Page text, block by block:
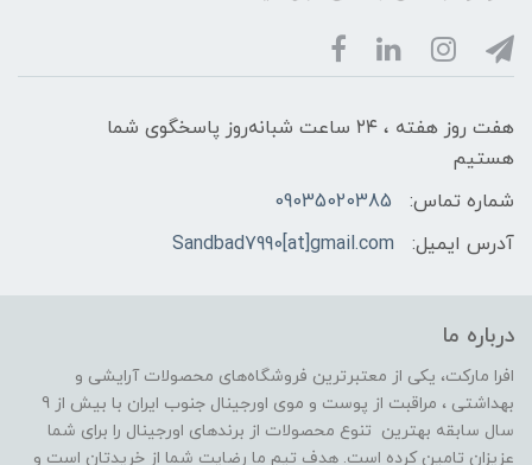
هفت روز هفته ، ۲۴ ساعت شبانه‌روز پاسخگوی شما
هستیم
شماره تماس:
09035020385
آدرس ایمیل:
Sandbad7990[at]gmail.com
درباره ما
افرا مارکت، یکی از معتبرترین فروشگاه‌های محصولات آرایشی و
بهداشتی ، مراقبت از پوست و موی اورجینال جنوب ایران با بیش از 9
سال سابقه بهترین تنوع محصولات از برندهای اورجینال را برای شما
عزیزان تامین کرده است. هدف تیم ما رضایت شما از خریدتان است و